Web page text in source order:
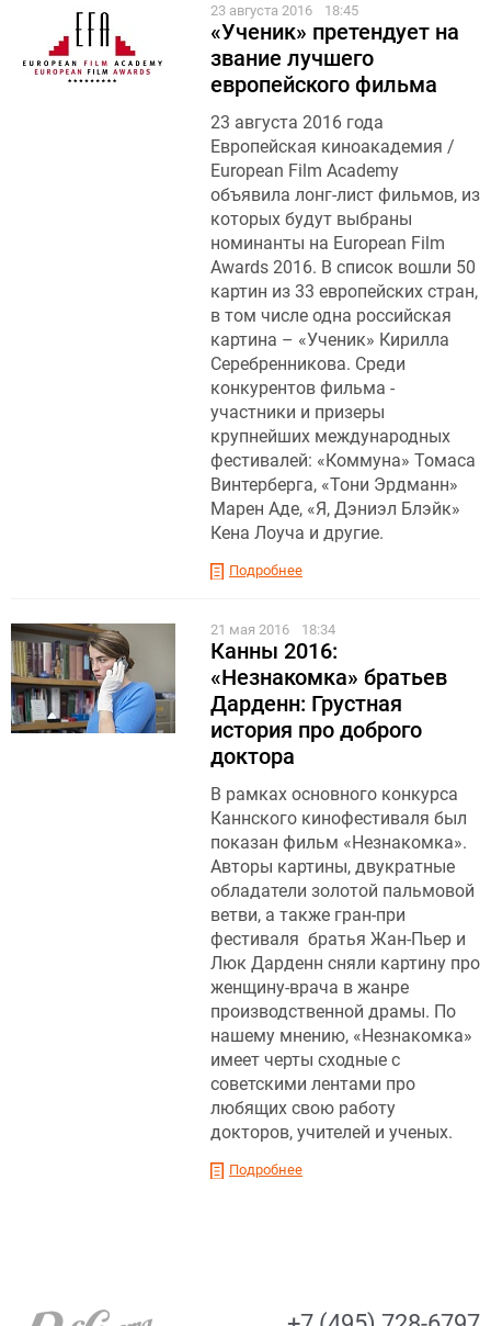
23 августа 2016 18:45
«Ученик» претендует на
звание лучшего
европейского фильма
23 августа 2016 года
Европейская киноакадемия /
European Film Academy
объявила лонг-лист фильмов, из
которых будут выбраны
номинанты на European Film
Awards 2016. В список вошли 50
картин из 33 европейских стран,
в том числе одна российская
картина – «Ученик» Кирилла
Серебренникова. Среди
конкурентов фильма -
участники и призеры
крупнейших международных
фестивалей: «Коммуна» Томаса
Винтерберга, «Тони Эрдманн»
Марен Аде, «Я, Дэниэл Блэйк»
Кена Лоуча и другие.
Подробнее
21 мая 2016 18:34
Канны 2016:
«Незнакомка» братьев
Дарденн: Грустная
история про доброго
доктора
В рамках основного конкурса
Каннского кинофестиваля был
показан фильм «Незнакомка».
Авторы картины, двукратные
обладатели золотой пальмовой
ветви, а также гран-при
фестиваля братья Жан-Пьер и
Люк Дарденн сняли картину про
женщину-врача в жанре
производственной драмы. По
нашему мнению, «Незнакомка»
имеет черты сходные с
советскими лентами про
любящих свою работу
докторов, учителей и ученых.
Подробнее